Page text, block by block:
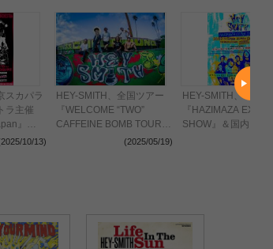
スカパラ
ラ主催
』
、
10/13)
HEY-SMITH、全国ツアー
『WELCOME “TWO”
CAFFEINE BOMB TOUR』
＆ハジマザ前哨戦(2025/05/19)
HEY-SMITH、
『HAZIMAZA EXTRA
SHOW』＆国内ツアー